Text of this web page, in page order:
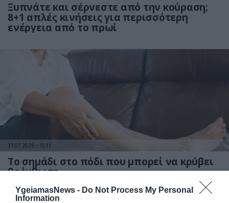
YgeiamasNews - Do Not Process My Personal
Information
Ξυπνάτε και σέρνεστε από την κούραση;
8+1 απλές κινήσεις για περισσότερη
ενέργεια από το πρωί
31.07.2026 15:11
Το σημάδι στο πόδι που μπορεί να κρύβει
θρόμβωση